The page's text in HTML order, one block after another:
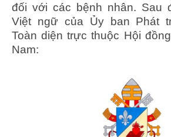
đối với các bệnh nhân. Sau
Việt ngữ của Ủy ban Phát
Toàn diện trực thuộc Hội
Nam: